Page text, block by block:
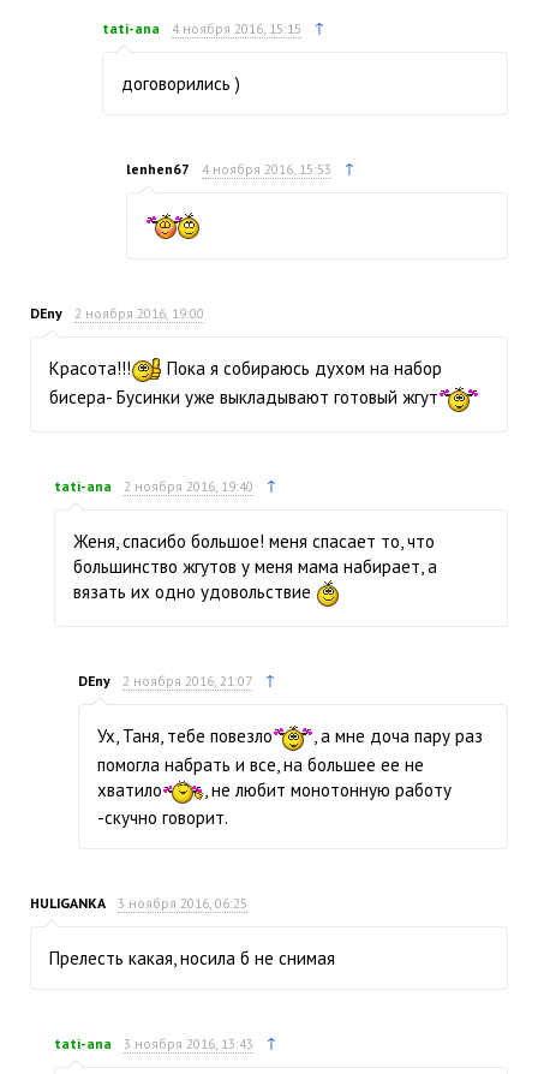
tati-ana 4 ноября 2016, 15:15 ↑
договорились )
lenhen67 4 ноября 2016, 15:53 ↑
DEny 2 ноября 2016, 19:00
Красота!!!
Пока я собираюсь духом на набор
бисера- Бусинки уже выкладывают готовый жгут
tati-ana 2 ноября 2016, 19:40 ↑
Женя, спасибо большое! меня спасает то, что
большинство жгутов у меня мама набирает, а
вязать их одно удовольствие
DEny 2 ноября 2016, 21:07 ↑
Ух, Таня, тебе повезло
, а мне доча пару раз
помогла набрать и все, на большее ее не
хватило
, не любит монотонную работу
-скучно говорит.
HULIGANKA 3 ноября 2016, 06:25
Прелесть какая, носила б не снимая
tati-ana 3 ноября 2016, 13:43 ↑